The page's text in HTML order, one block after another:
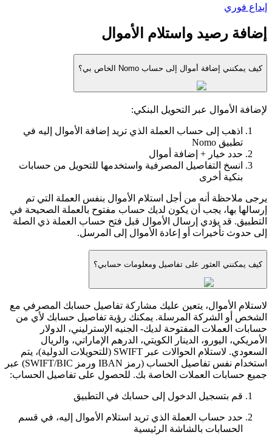
إيداع فوري
إضافة رصيد واستلام الأموال
كيف يمكنني إضافة أموال إلى حساب Nomo الخاص بي؟
لإضافة الأموال عبر التحويل البنكي:
اذهب إلى حساب العملة الذي تريد إضافة الأموال إليه في
تطبيق Nomo
حدد خيار + إضافة أموال
انسخ التفاصيل المصرفية واستخدمها للتحويل من حسابات
بنكية أخرى
يرجى ملاحظة أنه من أجل استلام الأموال بنفس العملة التي تم
إرسالها بها، يجب أن يكون لديك حساب مفتوح بالعملة الصحيحة في
التطبيق. قد يؤدي إرسال الأموال قبل فتح حساب العملة ذي الصلة
إلى حدوث تأخيرات أو إعادة الأموال إلى المرسل.
كيف يمكنني العثور على تفاصيل ومعلومات حسابي؟
لاستلام الأموال، يتعين عليك مشاركة تفاصيل حسابك المصرفي مع
الشخص أو الشركة المرسلة. يمكنك رؤية تفاصيل حسابك لأي من
حسابات العملات المفتوحة لديك- الجنيه الإسترليني، الدولار
الأمريكي، اليورو، الدينار الكويتي، الدرهم الإماراتي، والريال
السعودي. لاستلام الحوالات عبر SWIFT (للتحويلات الدولية)، يتم
استخدام نفس تفاصيل الحساب (رمز IBAN ورمز SWIFT/BIC) عبر
جميع حسابات العملات الخاصة بك. للحصول على تفاصيل الحساب:
قم بتسجيل الدخول إلى حسابك في التطبيق
حدد حساب العملة الذي تريد استلام الأموال إليه، في قسم
الحسابات بالشاشة الرئيسية